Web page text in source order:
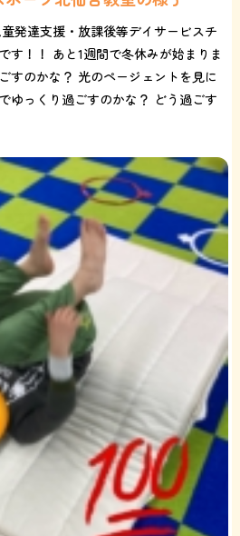
発達支援・放課後等デイサービスチ
す！！ あと1週間で冬休みが始まりま
すのかな？ 光のページェントを見に
ゆっくり過ごすのかな？ どう過ごす